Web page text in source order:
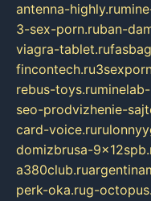
antenna-highly.ru
3-sex-porn.ruban-
viagra-tablet.ru
fincontech.ru
rebus-toys.ru
seo-prodvizhenie-
card-voice.ru
domizbrusa-
a380club.ru
perk-oka.rug-